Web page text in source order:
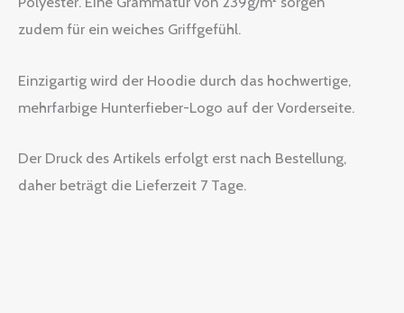
zudem für ein weiches Griffgefühl.
Einzigartig wird der Hoodie durch das hochwertige,
mehrfarbige Hunterfieber-Logo auf der Vorderseite.
Der Druck des Artikels erfolgt erst nach Bestellung,
daher beträgt die Lieferzeit 7 Tage.